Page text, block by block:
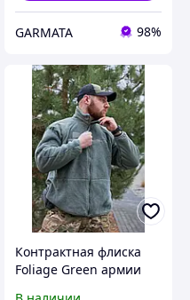
GARMATA 98%
Контрактная флиска
Foliage Green армии